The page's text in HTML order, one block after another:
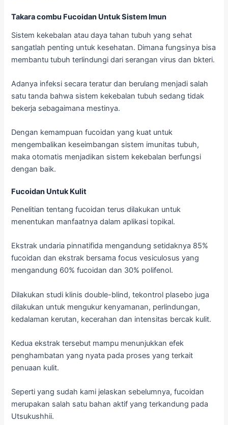
Takara combu Fucoidan Untuk Sistem Imun
Sistem kekebalan atau daya tahan tubuh yang sehat
sangatlah penting untuk kesehatan. Dimana fungsinya bisa
membantu tubuh terlindungi dari serangan virus dan bkteri.
Adanya infeksi secara teratur dan berulang menjadi salah
satu tanda bahwa sistem kekebalan tubuh sedang tidak
bekerja sebagaimana mestinya.
Dengan kemampuan fucoidan yang kuat untuk
mengembalikan keseimbangan sistem imunitas tubuh,
maka otomatis menjadikan sistem kekebalan berfungsi
dengan baik.
Fucoidan Untuk Kulit
Penelitian tentang fucoidan terus dilakukan untuk
menentukan manfaatnya dalam aplikasi topikal.
Ekstrak undaria pinnatifida mengandung setidaknya 85%
fucoidan dan ekstrak bersama focus vesiculosus yang
mengandung 60% fucoidan dan 30% polifenol.
Dilakukan studi klinis double-blind, tekontrol plasebo juga
dilakukan untuk mengukur kenyamanan, perlindungan,
kedalaman kerutan, kecerahan dan intensitas bercak kulit.
Kedua ekstrak tersebut mampu menunjukkan efek
penghambatan yang nyata pada proses yang terkait
penuaan kulit.
Seperti yang sudah kami jelaskan sebelumnya, fucoidan
merupakan salah satu bahan aktif yang terkandung pada
Utsukushhii.